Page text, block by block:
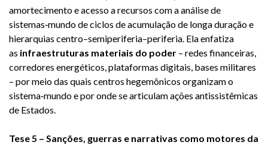
amortecimento e acesso a recursos com a análise de
sistemas‑mundo de ciclos de acumulação de longa duração e
hierarquias centro–semiperiferia–periferia. Ela enfatiza
as infraestruturas materiais do poder – redes financeiras,
corredores energéticos, plataformas digitais, bases militares
– por meio das quais centros hegemônicos organizam o
sistema‑mundo e por onde se articulam ações antissistêmicas
de Estados.
Tese 5 – Sanções, guerras e narrativas como motores da